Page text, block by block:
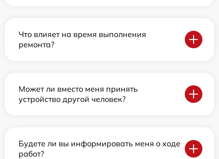
Что влияет на время выполнения
ремонта?
Может ли вместо меня принять
устройство другой человек?
Будете ли вы информировать меня о ходе
работ?